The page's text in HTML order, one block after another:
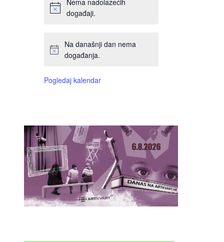
Nema nadolazećih
događaji.
Na današnji dan nema
događanja.
Pogledaj kalendar